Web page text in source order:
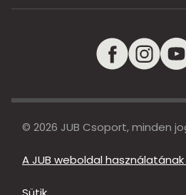
© 2026 JUB Csoport, minden
A JUB weboldal